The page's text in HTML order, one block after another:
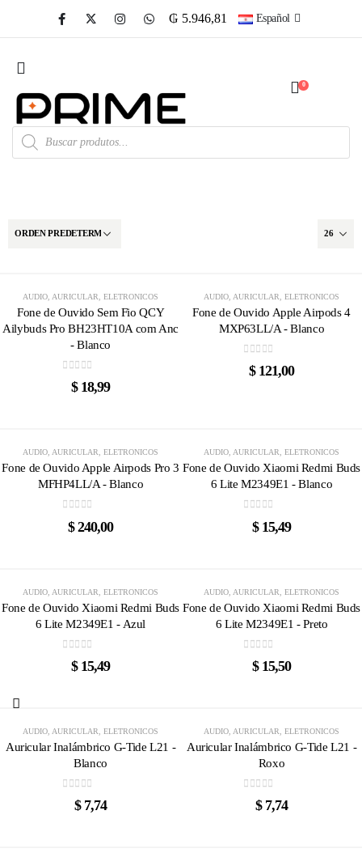
₲ 5.946,81 Español
0
AUDIO AURICULAR ELETRONICOS
Fone de Ouvido Sem Fio QCY
Ailybuds Pro BH23HT10A com Anc
- Blanco
out of 5
$18,99
AUDIO AURICULAR ELETRONICOS
Fone de Ouvido Apple Airpods 4
MXP63LL/A - Blanco
out of 5
$121,00
AUDIO, AURICULAR, ELETRONICOS
Fone de Ouvido Apple Airpods Pro 3
MFHP4LL/A - Blanco
out of 5
$240,00
AUDIO, AURICULAR, ELETRONICOS
Fone de Ouvido Xiaomi Redmi Buds
6 Lite M2349E1 - Blanco
out of 5
$15,49
AUDIO AURICULAR ELETRONICOS
Fone de Ouvido Xiaomi Redmi Buds
6 Lite M2349E1 - Azul
out of 5
$15,49
AUDIO AURICULAR ELETRONICOS
Fone de Ouvido Xiaomi Redmi Buds
6 Lite M2349E1 - Preto
out of 5
$15,50
AUDIO AURICULAR ELETRONICOS
Auricular Inalámbrico G-Tide L21 -
Blanco
out of 5
$7,74
AUDIO AURICULAR ELETRONICOS
Auricular Inalámbrico G-Tide L21 -
Roxo
out of 5
$7,74